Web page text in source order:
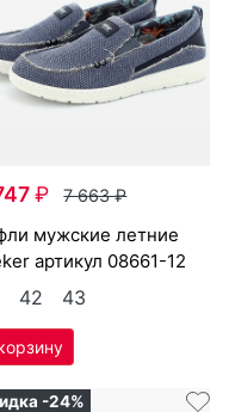
747₽ 7 663₽
артикул 08661-12
42 43
-24%